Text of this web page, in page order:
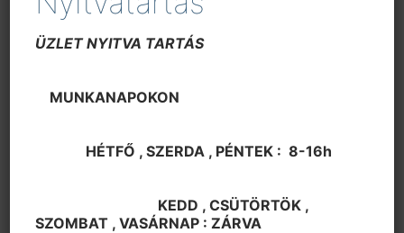
Kvarc
HC49US
ÜZLET NYITVA TARTÁS
MUNKANAPOKON
HÉTFŐ , SZERDA , PÉNTEK : 8-16h
KEDD , CSÜTÖRTÖK ,
SZOMBAT , VASÁRNAP : ZÁRVA